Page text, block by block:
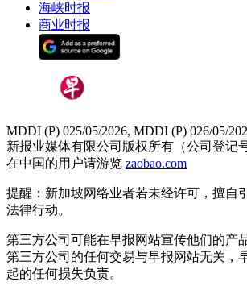
海峡时报
商业时报
MDDI (P) 025/05/2026, MDDI (P) 026/05/
新报业媒体有限公司版权所有（公司登记号
在中国的用户请游览 zaobao.com
提醒：新加坡网络业者若未经许可，擅自
法律行动。
第三方公司可能在早报网站宣传他们的产
第三方公司的任何交易与早报网站无关，
起的任何损失负责。